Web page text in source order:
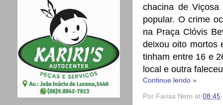
chacina de
popular. O crime
na Praça Clóvis
deixou oito mortos
tinham entre 16 e
local e outra
Continue lendo »
Por Farias Neto at 08:45